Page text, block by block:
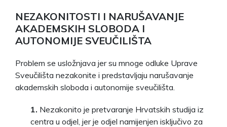
NEZAKONITOSTI I NARUŠAVANJE
AKADEMSKIH SLOBODA I
AUTONOMIJE SVEUČILIŠTA
Problem se usložnjava jer su mnoge odluke Uprave
Sveučilišta nezakonite i predstavljaju narušavanje
akademskih sloboda i autonomije sveučilišta.
1. Nezakonito je pretvaranje Hrvatskih studija iz
centra u odjel, jer je odjel namijenjen isključivo za